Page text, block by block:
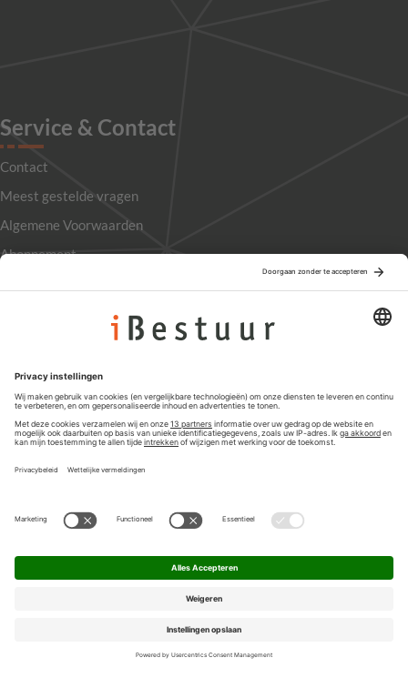
Service & Contact
Contact
Meest gestelde vragen
Algemene Voorwaarden
Abonnement
Privacyinstellingen